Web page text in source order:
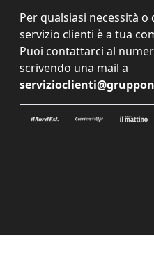
Per qualsiasi necessità
servizio clienti è a tua
Puoi contattarci al
scrivendo una mail a